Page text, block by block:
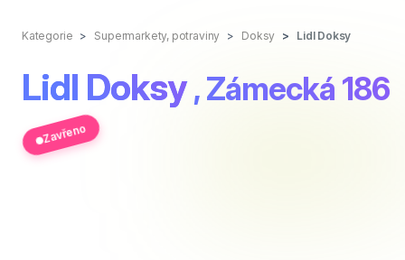
Kategorie Supermarkety, potraviny Doksy Lidl Doksy
Lidl Doksy , Zámecká 186
Zavřeno